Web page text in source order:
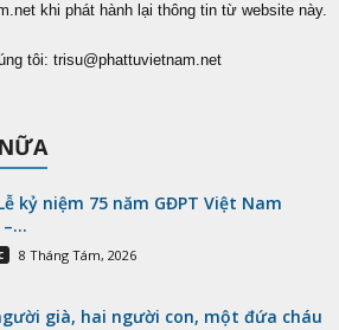
khi phát hành lại thông tin từ website này.
tôi: trisu@phattuvietnam.net
kỷ niệm 75 năm GĐPT Việt Nam
8 Tháng Tám, 2026
già, hai người con, một đứa cháu